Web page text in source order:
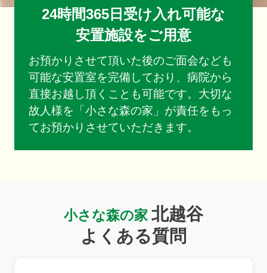
24時間365日受け入れ可能な
安置施設をご用意
お預かりさせて頂いた後のご面会なども
可能な安置室を完備しており、病院から
直接お越し頂くことも可能です。大切な
故人様を「小さな森の家」が責任をもっ
てお預かりさせていただきます。
小さな森の家 北越谷
よくある質問